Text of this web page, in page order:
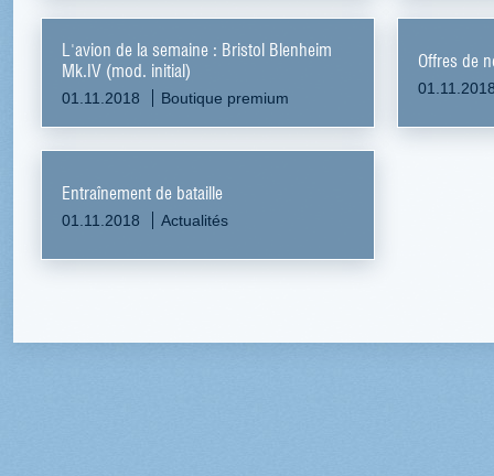
L'avion de la semaine : Bristol Blenheim
Mk.IV (mod. initial)
01.11.2018 Boutique premium
Offres de
Entraînement de bataille
01.11.2018 Actualités